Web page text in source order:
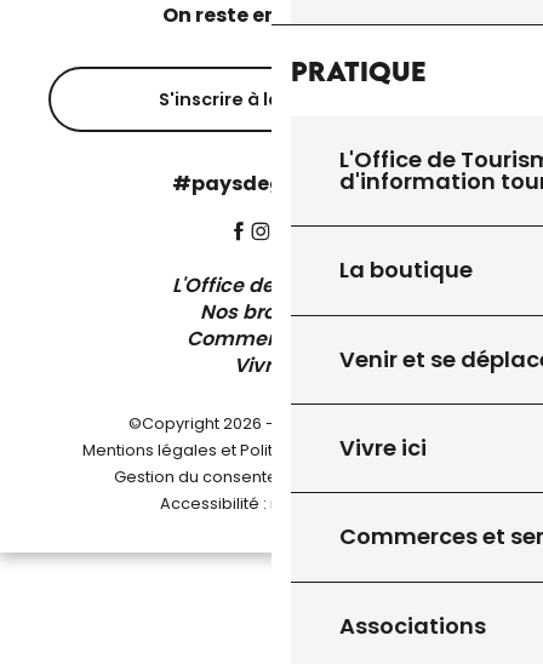
Pratique
L'Office de
d'information
La boutique
Venir et se
Vivre ici
Commerces et
Associations
On reste en contact ?
S'inscrire à la newsletter
#paysdegourdon !
L'Office de Tourisme
Nos brochures
Comment venir ?
Vivre ici
©Copyright 2026 - Pays de Gourdon
Mentions légales et Politique de confidentialité
Gestion du consentement
Accessibilité : non conforme